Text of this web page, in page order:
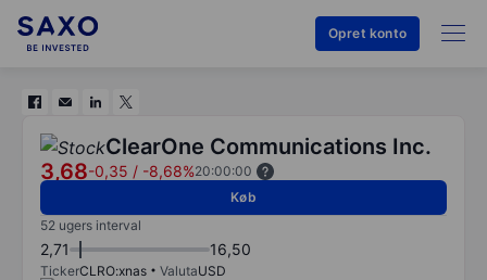
Opret konto
ClearOne Communications Inc.
3,68-0,35 / -8,68%20:00:00
Køb
52 ugers interval
2,71 16,50
TickerCLRO:xnas ValutaUSD